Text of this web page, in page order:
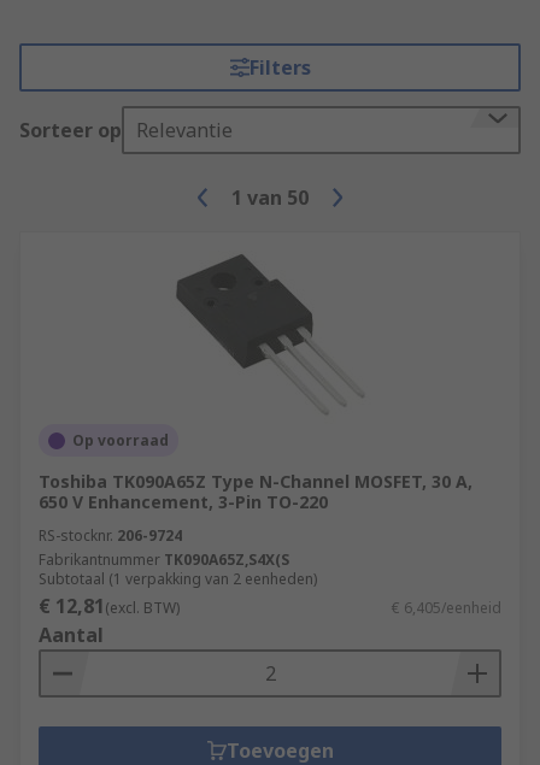
Filters
Sorteer op Relevantie
1 van 50
Op voorraad
Toshiba TK090A65Z Type N-Channel MOSFET, 30 A,
650 V Enhancement, 3-Pin TO-220
RS-stocknr. 206-9724
Fabrikantnummer TK090A65Z,S4X(S
Subtotaal (1 verpakking van 2 eenheden)
€ 12,81(excl. BTW) € 6,405/eenheid
Aantal
Toevoegen